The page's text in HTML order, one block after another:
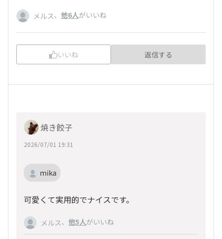
メルス、 他6人がいいね
いいね 返信する
焼き餃子
2026/07/01 19:31
mika
可愛くて実用的でナイスです。
メルス、 他5人がいいね